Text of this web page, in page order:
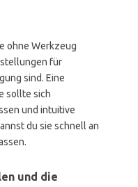
ohne Werkzeug
für
sind. Eine
sollte sich
und intuitive
du sie schnell an
und die